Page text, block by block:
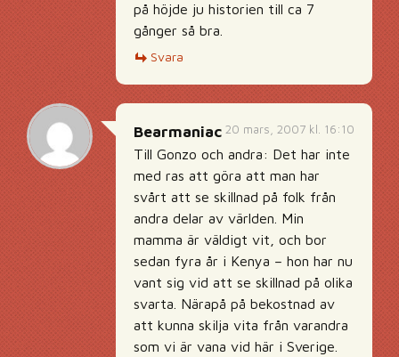
på höjde ju historien till ca 7
gånger så bra.
Svara
20 mars, 2007 kl. 16:10
Bearmaniac
Till Gonzo och andra: Det har inte
med ras att göra att man har
svårt att se skillnad på folk från
andra delar av världen. Min
mamma är väldigt vit, och bor
sedan fyra år i Kenya – hon har nu
vant sig vid att se skillnad på olika
svarta. Närapå på bekostnad av
att kunna skilja vita från varandra
som vi är vana vid här i Sverige.